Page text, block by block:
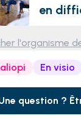
en
l'organisme
En visio
question ?